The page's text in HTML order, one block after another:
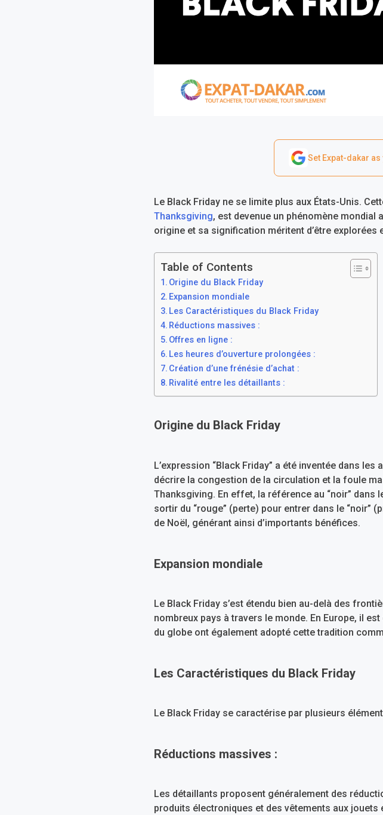
Set Expat-dakar
Le Black Friday ne se limite plus aux États-Unis.
Thanksgiving, est devenue un phénomène mondial
origine et sa signification méritent d’être explorées
Table of Contents
Origine du Black Friday
Expansion mondiale
Les Caractéristiques du Black Friday
Réductions massives :
Offres en ligne :
Les heures d’ouverture prolongées :
Création d’une frénésie d’achat :
Rivalité entre les détaillants :
Origine du Black Friday
L’expression “Black Friday” a été inventée dans
décrire la congestion de la circulation et la foule
Thanksgiving. En effet, la référence au “noir”
sortir du “rouge” (perte) pour entrer dans le “noir”
de Noël, générant ainsi d’importants bénéfices.
Expansion mondiale
Le Black Friday s’est étendu bien au-delà des
nombreux pays à travers le monde. En Europe, il
du globe ont également adopté cette tradition
Les Caractéristiques du Black Friday
Le Black Friday se caractérise par plusieurs
Réductions massives :
Les détaillants proposent généralement des
produits électroniques et des vêtements aux